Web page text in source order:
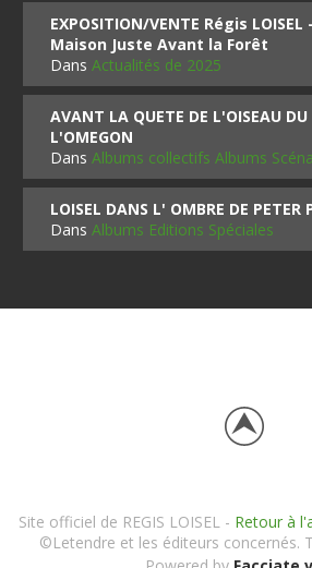
EXPOSITION/VENTE Régis
Maison Juste Avant la Forêt
DansActualités de 2025
AVANT LA QUETE DE L'OISEAU
L'OMEGON
DansAlbums collectifs Albums
LOISEL DANS L' OMBRE DE PETER
DansAlbums Editions Spéciales
Site officiel de REGIS LOISEL - Retour à
©Letendre et les éditeurs concernés.